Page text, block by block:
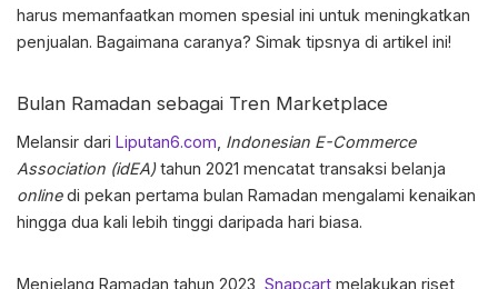
harus memanfaatkan momen spesial ini untuk meningkatkan
penjualan. Bagaimana caranya? Simak tipsnya di artikel ini!
Bulan Ramadan sebagai Tren Marketplace
Melansir dari Liputan6.com Indonesian E-Commerce
Association (idEA)tahun 2021 mencatat transaksi belanja
onlinedi pekan pertama bulan Ramadan mengalami kenaikan
hingga dua kali lebih tinggi daripada hari biasa.
Menjelang Ramadan tahun 2023, Snapcart melakukan riset